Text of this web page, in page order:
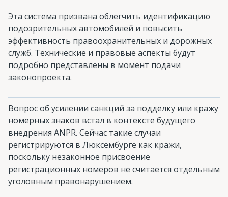
Эта система призвана облегчить идентификацию
подозрительных автомобилей и повысить
эффективность правоохранительных и дорожных
служб. Технические и правовые аспекты будут
подробно представлены в момент подачи
законопроекта.
Вопрос об усилении санкций за подделку или кражу
номерных знаков встал в контексте будущего
внедрения ANPR. Сейчас такие случаи
регистрируются в Люксембурге как кражи,
поскольку незаконное присвоение
регистрационных номеров не считается отдельным
уголовным правонарушением.